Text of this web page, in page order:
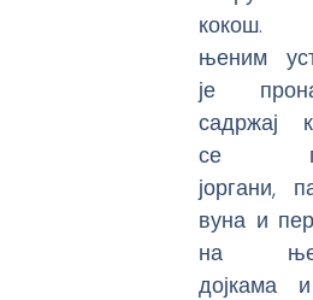
њеним
је
садржај
се
јоргани,
вуна и
на
дојкама